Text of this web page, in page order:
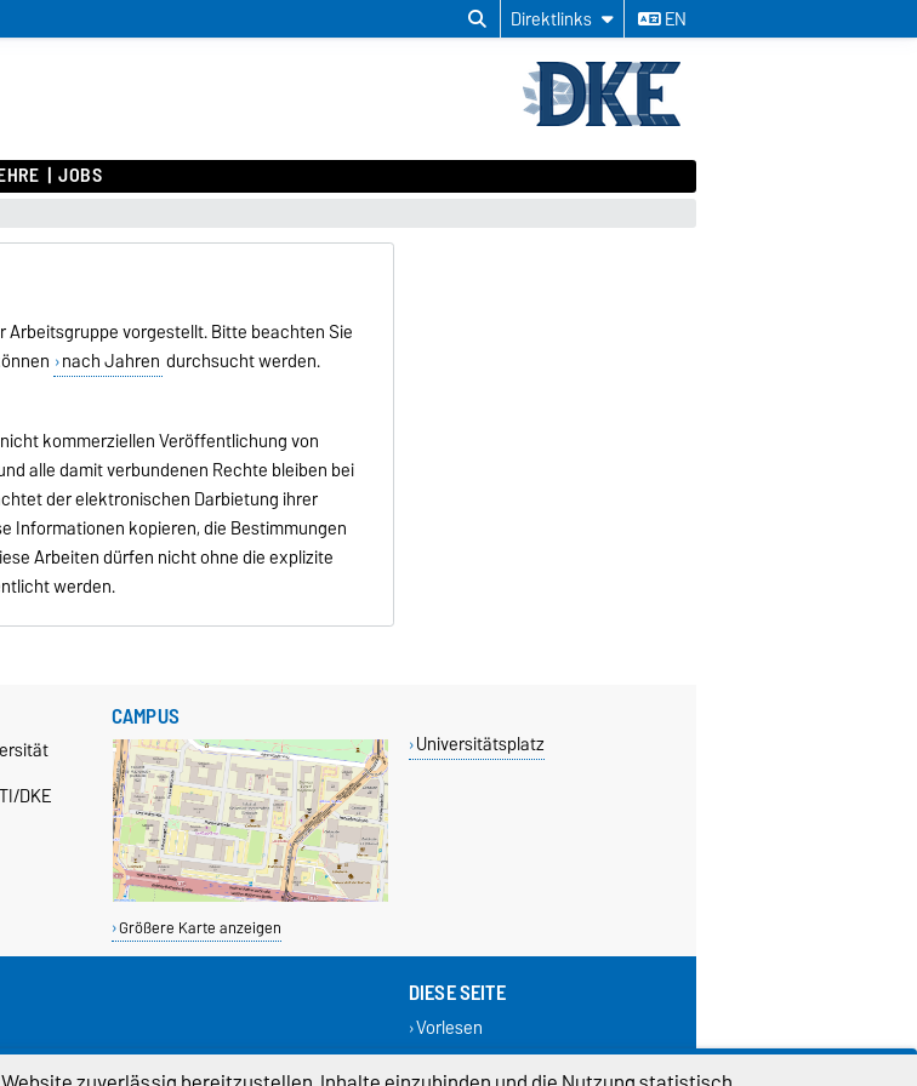
Direktlinks EN
JOBS
vorgestellt. Bitte beachten Sie
nach Jahren durchsucht werden.
kommerziellen Veröffentlichung von
alle damit verbundenen Rechte bleiben bei
der elektronischen Darbietung ihrer
Informationen kopieren, die Bestimmungen
Arbeiten dürfen nicht ohne die explizite
werden.
DKE
CAMPUS
Größere Karte anzeigen
Universitätsplatz
DIESE SEITE
Vorlesen
Permalink